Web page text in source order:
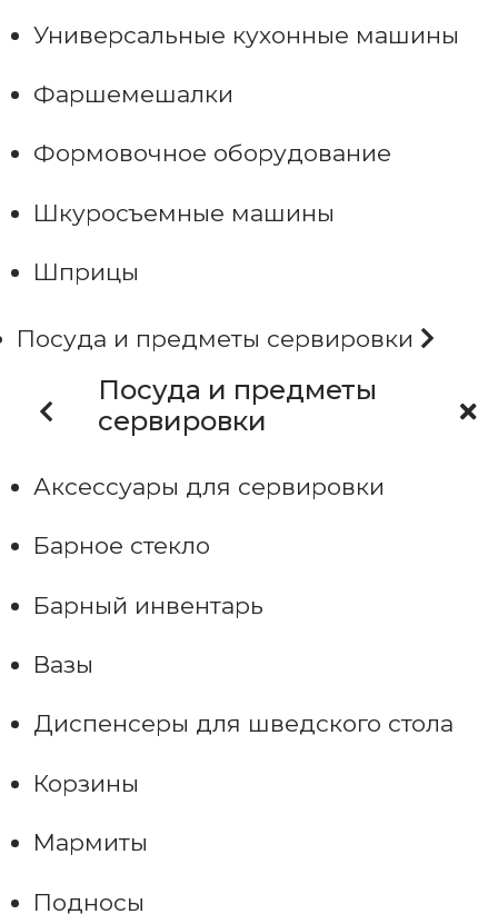
Универсальные кухонные машины
Фаршемешалки
Формовочное оборудование
Шкуросъемные машины
Шприцы
Посуда и предметы сервировки
Посуда и предметы
сервировки
Аксессуары для сервировки
Барное стекло
Барный инвентарь
Вазы
Диспенсеры для шведского стола
Корзины
Мармиты
Подносы